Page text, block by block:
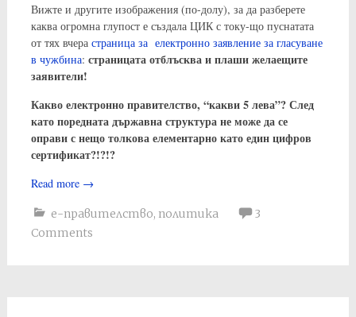
Вижте и другите изображения (по-долу), за да разберете
каква огромна глупост е създала ЦИК с току-що пуснатата
от тях вчера страница за електронно заявление за гласуване
в чужбина: страницата отблъсква и плаши желаещите
заявители!
Какво електронно правителство, “какви 5 лева”? След
като поредната държавна структура не може да се
оправи с нещо толкова елементарно като един цифров
сертификат?!?!?
Read more →
е-правителство, политика
3
Comments